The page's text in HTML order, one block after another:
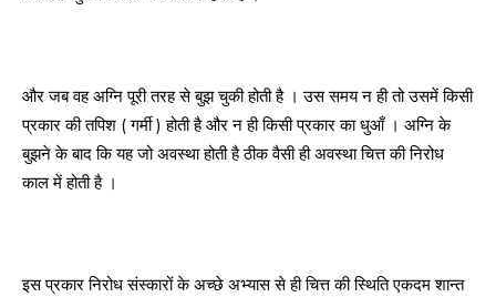
और जब वह अग्नि पूरी तरह से बुझ चुकी होती है । उस समय न ही तो उसमें किसी
प्रकार की तपिश ( गर्मी ) होती है और न ही किसी प्रकार का धुआँ । अग्नि के
बुझने के बाद कि यह जो अवस्था होती है ठीक वैसी ही अवस्था चित्त की निरोध
काल में होती है ।
इस प्रकार निरोध संस्कारों के अच्छे अभ्यास से ही चित्त की स्थिति एकदम शान्त